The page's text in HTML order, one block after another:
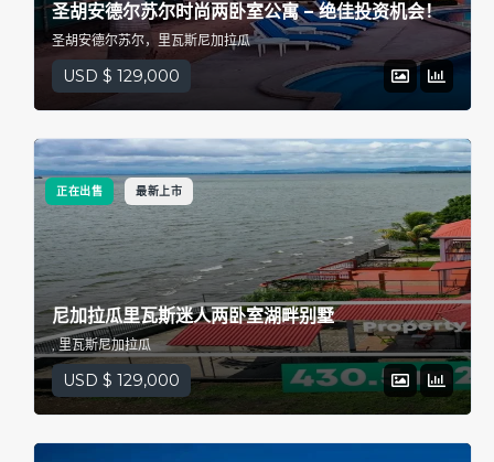
圣胡安德尔苏尔时尚两卧室公寓 – 绝佳投资机会！
圣胡安德尔苏尔，里瓦斯尼加拉瓜
USD $ 129,000
正在出售 最新上市
尼加拉瓜里瓦斯迷人两卧室湖畔别墅
, 里瓦斯尼加拉瓜
USD $ 129,000